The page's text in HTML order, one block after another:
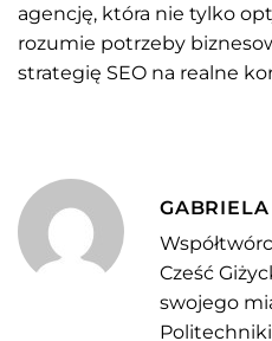
agencję, która nie tylko
rozumie potrzeby
strategię SEO na realne
Cześć
swojego
Politechniki